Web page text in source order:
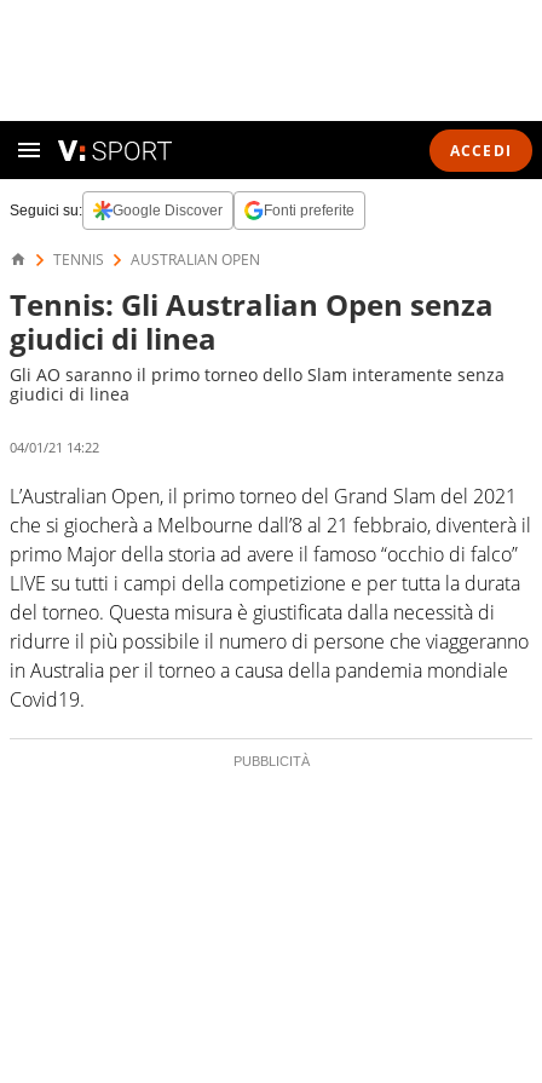
ACCEDI
Seguici su: Google Discover Fonti preferite
TENNIS AUSTRALIAN OPEN
Tennis: Gli Australian Open senza
giudici di linea
Gli AO saranno il primo torneo dello Slam interamente senza
giudici di linea
04/01/21 14:22
L’Australian Open, il primo torneo del Grand Slam del 2021
che si giocherà a Melbourne dall’8 al 21 febbraio, diventerà il
primo Major della storia ad avere il famoso “occhio di falco”
LIVE su tutti i campi della competizione e per tutta la durata
del torneo. Questa misura è giustificata dalla necessità di
ridurre il più possibile il numero di persone che viaggeranno
in Australia per il torneo a causa della pandemia mondiale
Covid19.